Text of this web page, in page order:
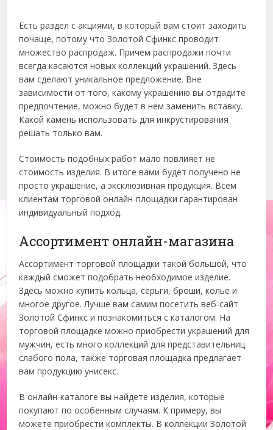
Есть раздел с акциями, в который вам стоит заходить
почаще, потому что Золотой Сфинкс проводит
множество распродаж. Причем распродажи почти
всегда касаются новых коллекций украшений. Здесь
вам сделают уникальное предложение. Вне
зависимости от того, какому украшению вы отдадите
предпочтение, можно будет в нем заменить вставку.
Какой камень использовать для инкрустирования
решать только вам.
Стоимость подобных работ мало повлияет не
стоимость изделия. В итоге вами будет получено не
просто украшение, а эксклюзивная продукция. Всем
клиентам торговой онлайн-площадки гарантирован
индивидуальный подход.
Ассортимент онлайн-магазина
Ассортимент торговой площадки такой большой, что
каждый сможет подобрать необходимое изделие.
Здесь можно купить кольца, серьги, броши, колье и
многое другое. Лучше вам самим посетить веб-сайт
Золотой Сфинкс и познакомиться с каталогом. На
торговой площадке можно приобрести украшений для
мужчин, есть много коллекций для представительниц
слабого пола, также торговая площадка предлагает
вам продукцию унисекс.
В онлайн-каталоге вы найдете изделия, которые
покупают по особенным случаям. К примеру, вы
можете приобрести комплекты. В коллекции Золотой